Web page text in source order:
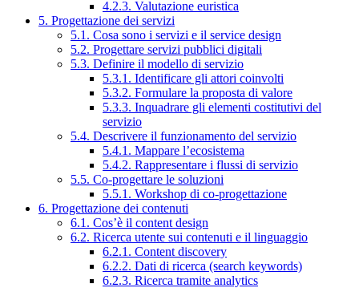
4.2.3. Valutazione euristica
5. Progettazione dei servizi
5.1. Cosa sono i servizi e il service design
5.2. Progettare servizi pubblici digitali
5.3. Definire il modello di servizio
5.3.1. Identificare gli attori coinvolti
5.3.2. Formulare la proposta di valore
5.3.3. Inquadrare gli elementi costitutivi del
servizio
5.4. Descrivere il funzionamento del servizio
5.4.1. Mappare l’ecosistema
5.4.2. Rappresentare i flussi di servizio
5.5. Co-progettare le soluzioni
5.5.1. Workshop di co-progettazione
6. Progettazione dei contenuti
6.1. Cos’è il content design
6.2. Ricerca utente sui contenuti e il linguaggio
6.2.1. Content discovery
6.2.2. Dati di ricerca (search keywords)
6.2.3. Ricerca tramite analytics